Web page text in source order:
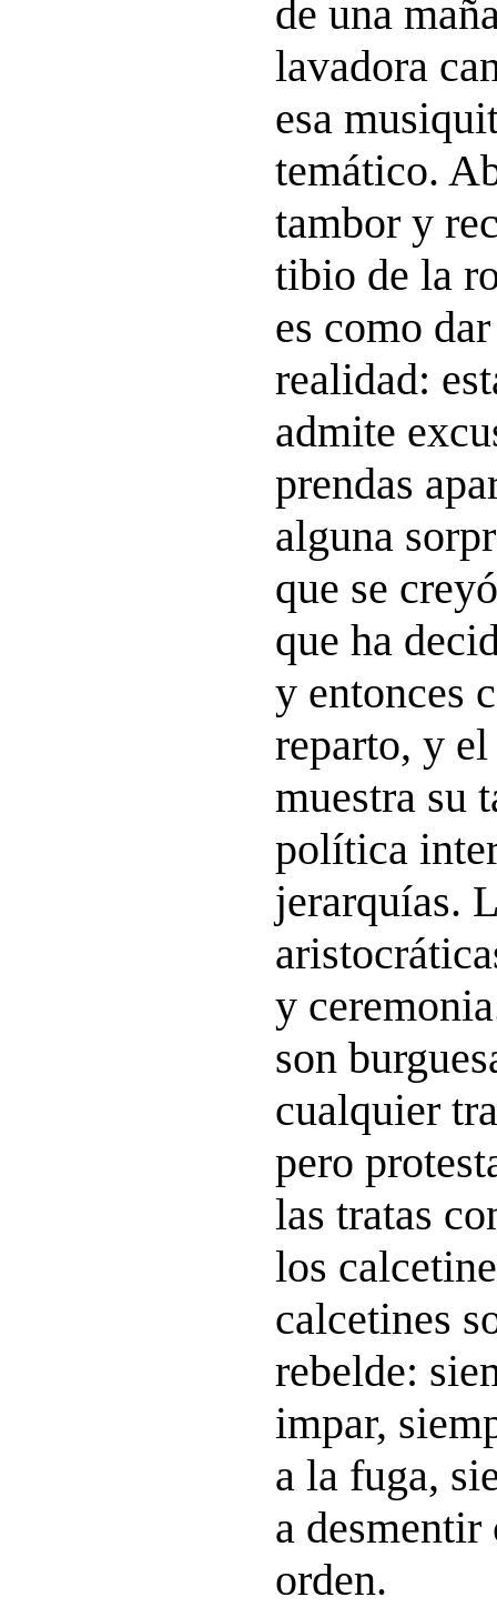
de una
lavadora
esa
temático.
tambor y
tibio de la
es como
realidad:
admite
prendas
alguna
que se
que ha
y entonces
reparto, y
muestra su
política
jerarquías.
y
son
cualquier
pero
las tratas
los
calcetines
rebelde:
impar,
a la fuga,
a
orden.